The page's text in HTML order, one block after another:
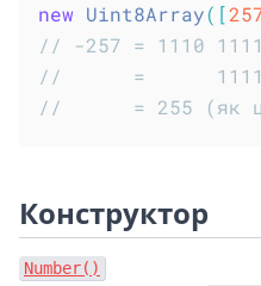
new Uint8Array( [
// -257 = 1110
//      =      1111
//      = 255 (як
Конструктор
Number()